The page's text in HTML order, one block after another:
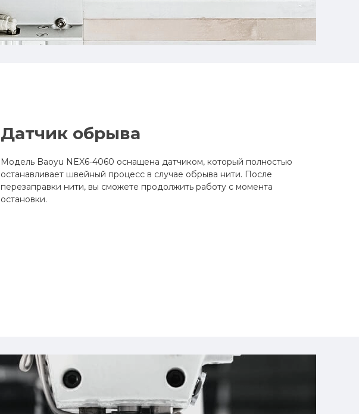
Датчик обрыва
Модель Baoyu NEX6-4060 оснащена датчиком, который полностью
останавливает швейный процесс в случае обрыва нити. После
перезаправки нити, вы сможете продолжить работу с момента
остановки.